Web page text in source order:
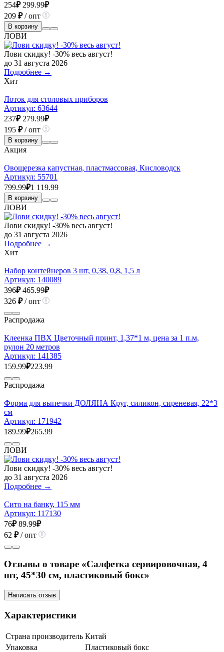
254₽ 299.99₽
209 ₽/ опт
В корзину
ЛОВИ
Лови скидку! -30% весь август!
до 31 августа 2026
Подробнее →
Хит
Лоток для столовых приборов
Артикул: 63644
237₽ 279.99₽
195 ₽/ опт
В корзину
Акция
Овощерезка капустная, пластмассовая, Кисловодск
Артикул: 55701
799.99₽1 119.99
В корзину
ЛОВИ
Лови скидку! -30% весь август!
до 31 августа 2026
Подробнее →
Хит
Набор контейнеров 3 шт, 0,38, 0,8, 1,5 л
Артикул: 140089
396₽ 465.99₽
326 ₽/ опт
Распродажа
Клеенка ПВХ Цветочный принт, 1,37*1 м, цена за 1 п.м,
рулон 20 метров
Артикул: 141385
159.99₽223.99
Распродажа
Форма для выпечки ДОЛЯНА Круг, силикон, сиреневая, 22*3
см
Артикул: 171942
189.99₽265.99
ЛОВИ
Лови скидку! -30% весь август!
до 31 августа 2026
Подробнее →
Сито на банку, 115 мм
Артикул: 117130
76₽ 89.99₽
62 ₽/ опт
Отзывы о товаре «Салфетка сервировочная, 4
шт, 45*30 см, пластиковый бокс»
Написать отзыв
Характеристики
Страна производитель Китай
Упаковка
Пластиковый бокс